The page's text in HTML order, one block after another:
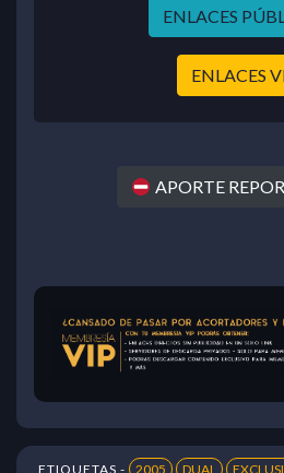
ENLACES
ENLACES
APORTE
ETIQUETAS - 2005 DUAL